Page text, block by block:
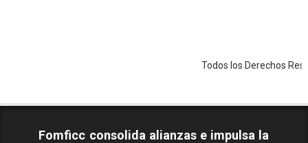
Todos los Derechos Reservados
Fomficc consolida alianzas e impulsa la